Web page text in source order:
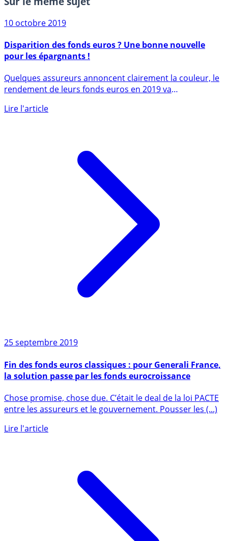
Sur le même sujet
Disparition des fonds euros ? Une bonne nouvelle
Quelques assureurs annoncent clairement la couleur, le
rendement de leurs fonds euros en 2019 va
sérieusement (...)
Fin des fonds euros classiques : pour Generali France,
Chose promise, chose due. C’était le deal de la loi PACTE
entre les assureurs et le gouvernement. Pousser les (...)